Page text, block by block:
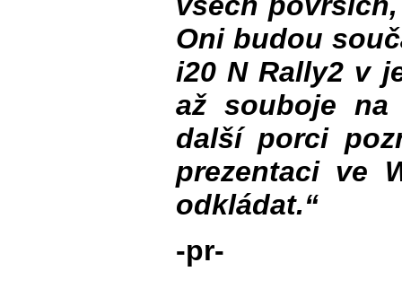
Oni budou
i20 N Rally2 v
až souboje
další porci
prezentaci ve
odkládat.“
-pr-